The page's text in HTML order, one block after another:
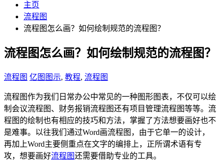
主页
流程图
流程图怎么画？如何绘制规范的流程图？
流程图怎么画？如何绘制规范的流程图？
流程图 亿图图示, 教程, 流程图
流程图作为我们日常办公中常见的一种图形图表，不仅可以绘
制会议流程图、财务报销流程图还有项目管理流程图等等。流
程图的绘制也有相应的技巧和方法，掌握了方法想要画好也不
是难事。以往我们通过Word画流程图，由于它单一的设计，
再加上Word主要侧重点在文字的编排上，正所谓术语有专
攻，想要画好流程图还需要借助专业的工具。